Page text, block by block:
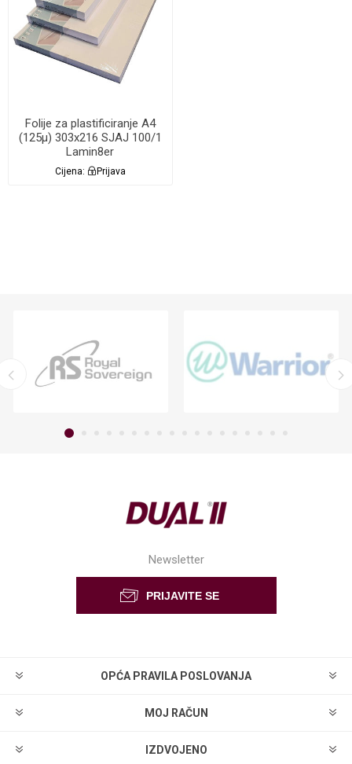
Folije za plastificiranje A4
(125µ) 303x216 SJAJ 100/1
Lamin8er
Cijena: Prijava
Newsletter
OPĆA PRAVILA POSLOVANJA
MOJ RAČUN
IZDVOJENO